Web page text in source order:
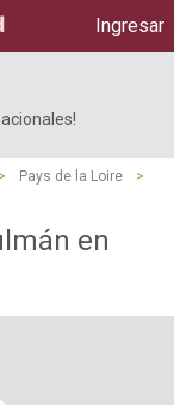
Ingresar
> Pays de la Loire
>
en